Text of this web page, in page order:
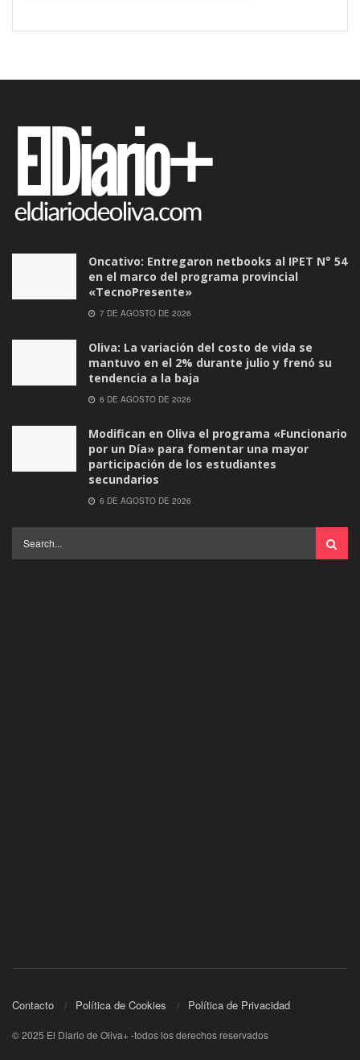
Oncativo: Entregaron netbooks al IPET N° 54
en el marco del programa provincial
«TecnoPresente»
7 DE AGOSTO DE 2026
Oliva: La variación del costo de vida se
mantuvo en el 2% durante julio y frenó su
tendencia a la baja
6 DE AGOSTO DE 2026
Modifican en Oliva el programa «Funcionario
por un Día» para fomentar una mayor
participación de los estudiantes
secundarios
6 DE AGOSTO DE 2026
Contacto Política de Cookies Política de Privacidad
© 2025 El Diario de Oliva+ -todos los derechos reservados